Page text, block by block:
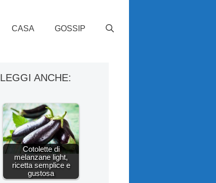
CASA GOSSIP
LEGGI ANCHE:
Cotolette di
melanzane light,
ricetta semplice e
gustosa